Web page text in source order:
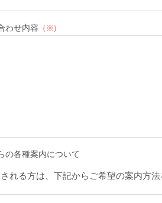
わせ内容 （※）
の各種案内について
れる方は、下記からご希望の案内方